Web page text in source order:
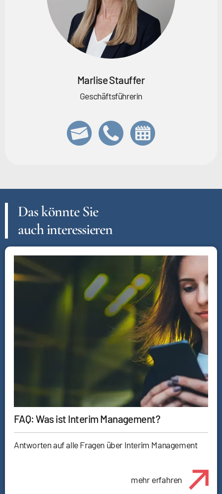
Marlise Stauffer
Geschäftsführerin
Das könnte Sie
auch interessieren
FAQ: Was ist Interim Management?
Antworten auf alle Fragen über Interim Management
mehr erfahren